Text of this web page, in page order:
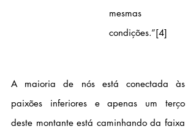
mesmas
condições.”[4]
A maioria de nós está conectada às
paixões inferiores e apenas um terço
deste montante está caminhando da faixa